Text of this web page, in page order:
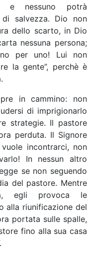
e nessuno potrà
salvezza. Dio non
dello scarto, in Dio
nessuna persona;
per uno! Lui non
la gente”, perchè è
in cammino: non
di imprigionarlo
strategie. Il pastore
perduta. Il Signore
incontrarci, non
In nessun altro
se non seguendo
del pastore. Mentre
egli provoca le
alla riunificazione del
portata sulle spalle,
fino alla sua casa